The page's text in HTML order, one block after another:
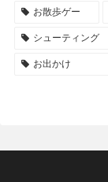
お散歩ゲー
シューティング
お出かけ